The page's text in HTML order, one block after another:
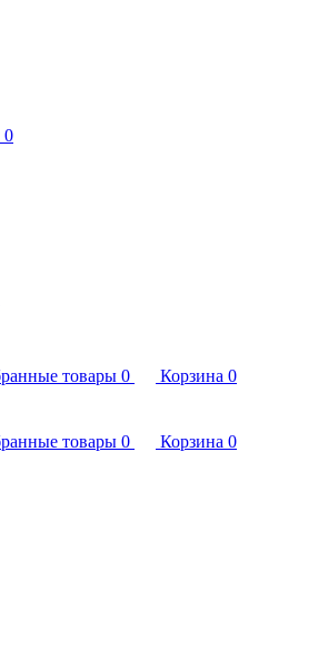
0
товары 0 Корзина 0
товары 0 Корзина 0